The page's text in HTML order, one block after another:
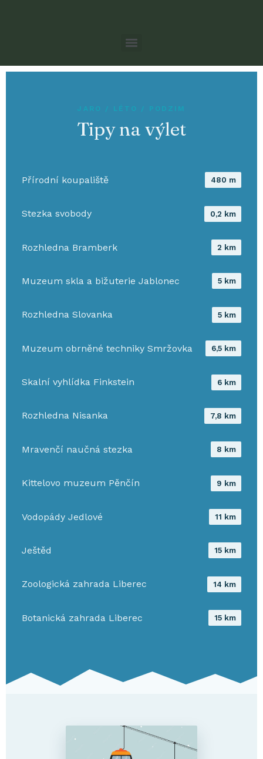
JARO / LÉTO / PODZIM
Tipy na výlet
Přírodní koupaliště 480 m
Stezka svobody 0,2 km
Rozhledna Bramberk 2 km
Muzeum skla a bižuterie Jablonec 5 km
Rozhledna Slovanka 5 km
Muzeum obrněné techniky Smržovka 6,5 km
Skalní vyhlídka Finkstein 6 km
Rozhledna Nisanka 7,8 km
Mravenčí naučná stezka 8 km
Kittelovo muzeum Pěnčín 9 km
Vodopády Jedlové 11 km
Ještěd 15 km
Zoologická zahrada Liberec 14 km
Botanická zahrada Liberec 15 km